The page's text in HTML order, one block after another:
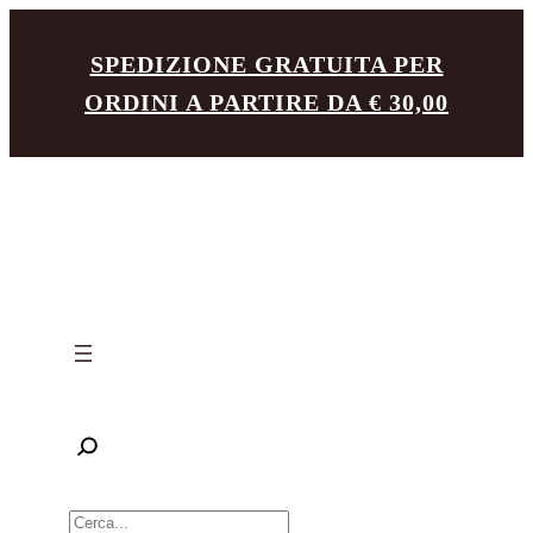
contenuto
SPEDIZIONE GRATUITA PER
ORDINI A PARTIRE DA € 30,00
R